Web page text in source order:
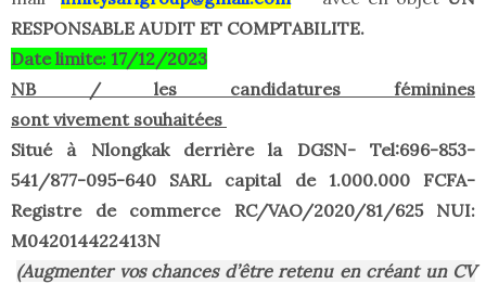
RESPONSABLE AUDIT ET COMPTABILITE.
Date limite: 17/12/2023
NB / les candidatures féminines
sont vivement souhaitées
Situé à Nlongkak derrière la DGSN- Tel:696-853-
541/877-095-640 SARL capital de 1.000.000 FCFA-
Registre de commerce RC/VAO/2020/81/625 NUI:
M042014422413N
(Augmenter vos chances d’être retenu en créant un CV